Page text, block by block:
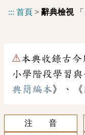
::: 首頁 > 辭典檢視「
⚠本典收錄古今
小學階段學習
典簡編本》、《
注 音